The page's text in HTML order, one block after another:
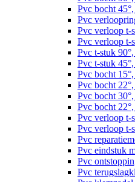
Pvc bocht
Pvc
Pvc verloop t-
Pvc verloop t-
Pvc t-stuk
Pvc t-stuk
Pvc bocht
Pvc bocht
Pvc bocht
Pvc bocht
Pvc verloop t-
Pvc verloop t-
Pvc
Pvc eindstuk
Pvc
Pvc